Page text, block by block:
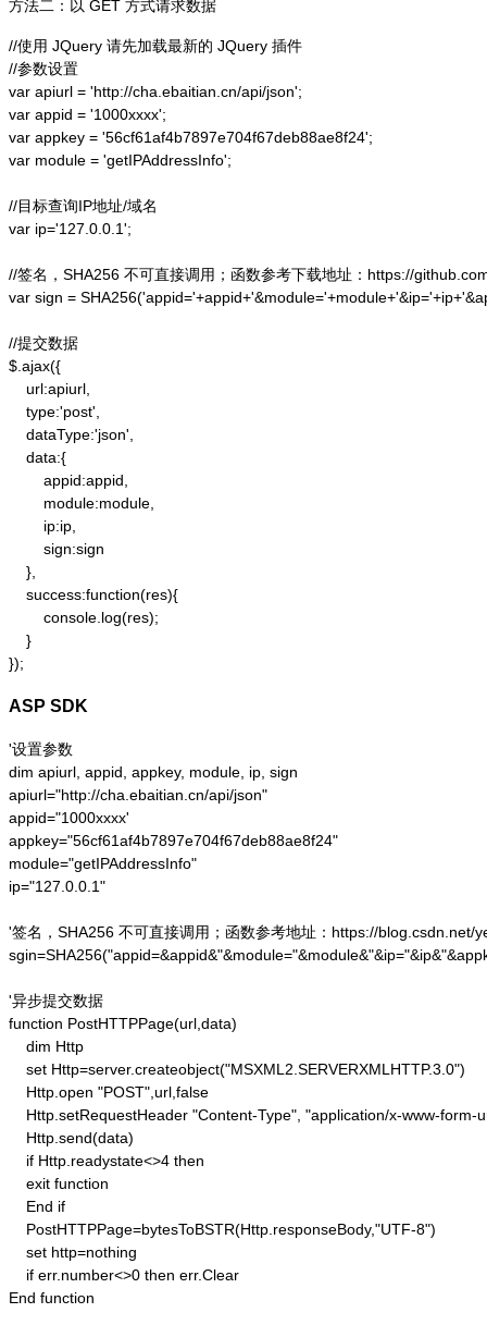
方法二：以 GET 方式请求数据
//使用 JQuery 请先加载最新的 JQuery 插件
//参数设置
var apiurl = 'http://cha.ebaitian.cn/api/json';
var appid = '1000xxxx';
var appkey = '56cf61af4b7897e704f67deb88ae8f24';
var module = 'getIPAddressInfo';
//目标查询IP地址/域名
var ip='127.0.0.1';
//签名，SHA256 不可直接调用；函数参考下载地址：https://
var sign =
//提交数据
$.ajax({
    url:apiurl,
    type:'post',
    dataType:'json',
    data:{
        appid:appid,
        module:module,
        ip:ip,
        sign:sign
    },
    success:function(res){
        console.log(res);
    }
});
ASP SDK
'设置参数
dim apiurl, appid, appkey, module, ip, sign
apiurl="http://cha.ebaitian.cn/api/json"
appid="1000xxxx'
appkey="56cf61af4b7897e704f67deb88ae8f24"
module="getIPAddressInfo"
ip="127.0.0.1"
'签名，SHA256 不可直接调用；函数参考地址：https://blog.csdn.net/
'异步提交数据
function PostHTTPPage(url,data)
    dim Http
    set Http=server.createobject("MSXML2.SERVERXMLHTTP.3.0")
    Http.open "POST",url,false
Http.setRequestHeader "Content-Type", "application/x-www-form-
    Http.send(data)
    if Http.readystate<>4 then
    exit function
    End if
    PostHTTPPage=bytesToBSTR(Http.responseBody,"UTF-8")
    set http=nothing
    if err.number<>0 then err.Clear
End function